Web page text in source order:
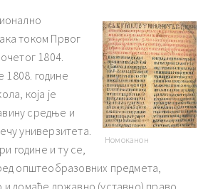
Номоканон
током Првог
1804.
1808. године
која је
средње и
универзитета.
године и ту се,
општеобразовних предмета,
и домаће државно (уставно) право,